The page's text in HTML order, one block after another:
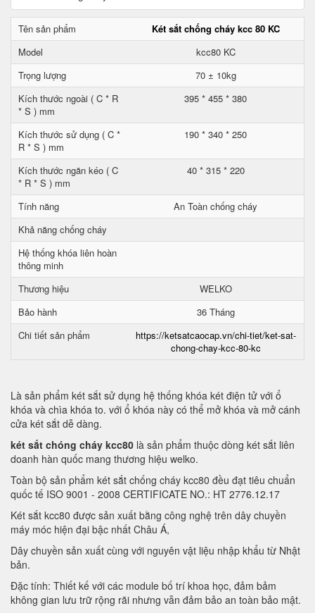
Tên sản phẩm
Két sắt chống cháy kcc 80 KC
Model
kcc80 KC
Trọng lượng
70 ± 10kg
Kích thước ngoài ( C * R
* S ) mm
395 * 455 * 380
Kích thước sử dụng ( C *
R * S ) mm
190 * 340 * 250
Kích thước ngăn kéo ( C
* R * S ) mm
40 * 315 * 220
Tính năng
An Toàn chống cháy
Khả năng chống cháy
Hệ thống khóa liên hoàn
thông minh
Thương hiệu
WELKO
Bảo hành
36 Tháng
Chi tiết sản phẩm
https://ketsatcaocap.vn/chi-tiet/ket-sat-
chong-chay-kcc-80-kc
Là sản phẩm két sắt sử dụng hệ thống khóa két điện tử với ổ
khóa và chìa khóa to. với ổ khóa này có thể mở khóa và mở cánh
cửa két sắt dễ dàng.
két sắt chóng cháy kcc80 là sản phẩm thuộc dòng két sắt liên
doanh hàn quốc mang thương hiệu welko.
Toàn bộ sản phẩm két sắt chống cháy kcc80 đều đạt tiêu chuẩn
quốc tế ISO 9001 - 2008 CERTIFICATE NO.: HT 2776.12.17
Két sắt kcc80 được sản xuất bằng công nghệ trên dây chuyền
máy móc hiện đại bậc nhất Châu Á,
Dây chuyền sản xuất cùng với nguyên vật liệu nhập khẩu từ Nhật
bản.
Đặc tính: Thiết kế với các module bố trí khoa học, đảm bảm
không gian lưu trữ rộng rãi nhưng vẫn đảm bảo an toàn bảo mật.